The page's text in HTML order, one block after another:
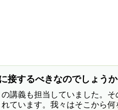
接するべきなのでしょうか
講義も担当していました。そ
ています。我々はそこから何